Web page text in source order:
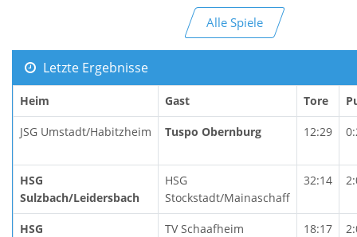
Alle Spiele
Letzte Ergebnisse
Heim Gast Tore
JSG Umstadt/Habitzheim Tuspo Obernburg 12:29
HSG
Sulzbach/Leidersbach
HSG
Stockstadt/Mainaschaff
32:14
HSG
TV Schaafheim 18:17